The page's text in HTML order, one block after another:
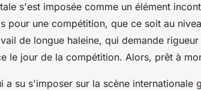
s'est imposée comme un élément
pour une compétition, que ce soit au
de longue haleine, qui demande
le jour de la compétition. Alors, prêt à
a su s'imposer sur la scène internationale